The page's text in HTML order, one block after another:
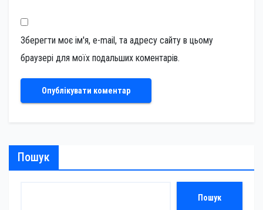
Зберегти моє ім'я, e-mail, та адресу сайту в цьому
браузері для моїх подальших коментарів.
Пошук
Пошук